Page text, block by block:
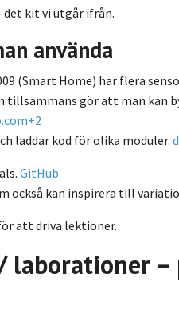
kit vi utgår ifrån.
använda
(Smart Home) har flera
gör att man kan
+2
laddar kod för olika moduler.
GitHub
också kan inspirera till
att driva lektioner.
–